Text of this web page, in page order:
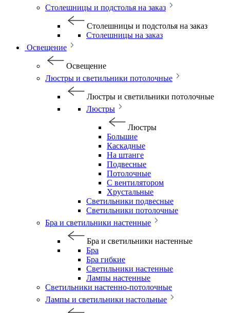
Столешницы и подстолья на заказ
Столешницы и подстолья на заказ
Столешницы на заказ
Освещение
Освещение
Люстры и светильники потолочные
Люстры и светильники потолочные
Люстры
Люстры
Большие
Каскадные
На штанге
Подвесные
Потолочные
С вентилятором
Хрустальные
Светильники подвесные
Светильники потолочные
Бра и светильники настенные
Бра и светильники настенные
Бра
Бра гибкие
Светильники настенные
Лампы настенные
Светильники настенно-потолочные
Лампы и светильники настольные